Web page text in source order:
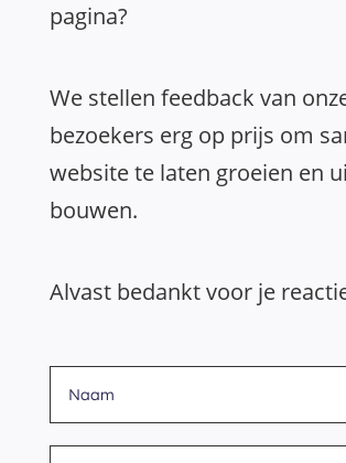
pagina?
We stellen feedback van
bezoekers erg op prijs om
website te laten groeien en
bouwen.
Alvast bedankt voor je